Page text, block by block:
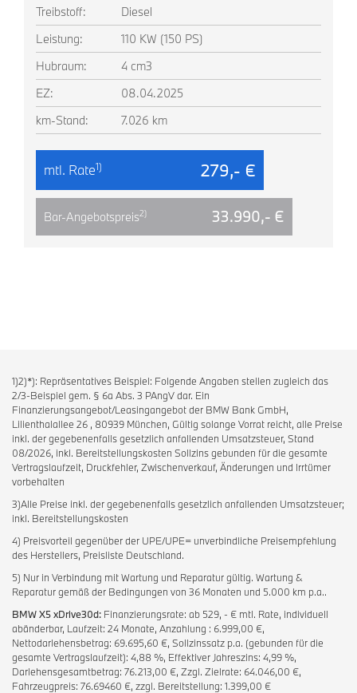
Treibstoff:
Diesel
Leistung:
110 KW (150 PS)
Hubraum:
4 cm3
EZ:
08.04.2025
km-Stand:
7.026 km
mtl. Rate1) 279,- €
Bar-Angebotspreis2) 33.990,- €
1)2)*): Repräsentatives Beispiel: Folgende Angaben stellen zugleich das
2/3-Beispiel gem. § 6a Abs. 3 PAngV dar. Ein
Finanzierungsangebot/Leasingangebot der BMW Bank GmbH,
Lilienthalallee 26 , 80939 München, Gültig solange Vorrat reicht, alle Preise
inkl. der gegebenenfalls gesetzlich anfallenden Umsatzsteuer, Stand
08/2026, inkl. Bereitstellungskosten Sollzins gebunden für die gesamte
Vertragslaufzeit, Druckfehler, Zwischenverkauf, Änderungen und Irrtümer
vorbehalten
3)Alle Preise inkl. der gegebenenfalls gesetzlich anfallenden Umsatzsteuer;
inkl. Bereitstellungskosten
4) Preisvorteil gegenüber der UPE/UPE= unverbindliche Preisempfehlung
des Herstellers, Preisliste Deutschland.
5) Nur in Verbindung mit Wartung und Reparatur gültig. Wartung &
Reparatur gemäß der Bedingungen von 36 Monaten und 5.000 km p.a..
BMW X5 xDrive30d: Finanzierungsrate: ab 529, - € mtl. Rate, individuell
abänderbar, Laufzeit: 24 Monate, Anzahlung : 6.999,00 €,
Nettodarlehensbetrag: 69.695,60 €, Sollzinssatz p.a. (gebunden für die
gesamte Vertragslaufzeit): 4,88 %, Effektiver Jahreszins: 4,99 %,
Darlehensgesamtbetrag: 76.213,00 €, Zzgl. Zielrate: 64.046,00 €,
Fahrzeugpreis: 76.69460 €, zzgl. Bereitstellung: 1.399,00 €